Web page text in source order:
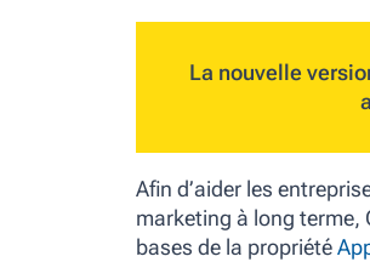
La nouvelle
Afin d’aider les
marketing à long terme,
bases de la propriété